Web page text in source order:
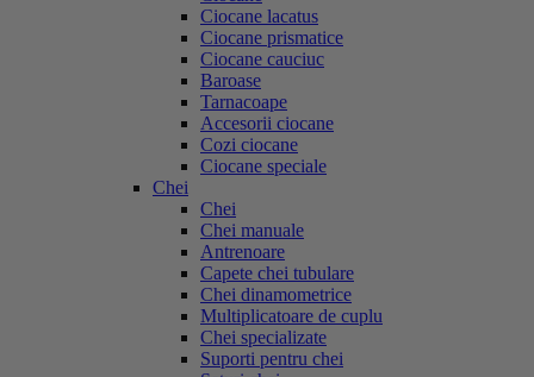
Ciocane lacatus
Ciocane prismatice
Ciocane cauciuc
Baroase
Tarnacoape
Accesorii ciocane
Cozi ciocane
Ciocane speciale
Chei
Chei
Chei manuale
Antrenoare
Capete chei tubulare
Chei dinamometrice
Multiplicatoare de cuplu
Chei specializate
Suporti pentru chei